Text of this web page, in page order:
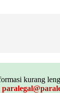
kurang